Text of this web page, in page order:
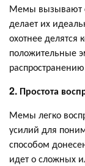
Мемы вызывают
делает их
охотнее делятся
положительные
2. Простота
Мемы легко
усилий для
способом
идет о сложных